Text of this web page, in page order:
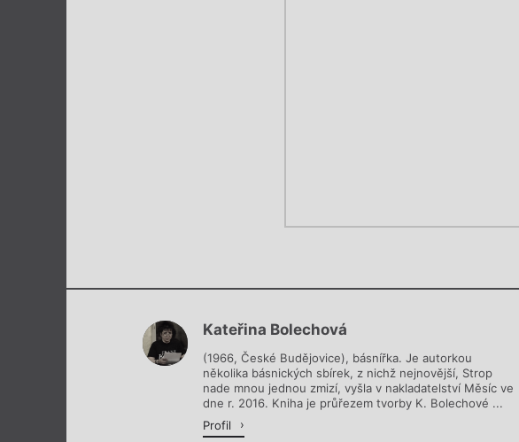
Kateřina Bolechová
(1966, České Budějovice), básnířka. Je autorkou
několika básnických sbírek, z nichž nejnovější, Strop
nade mnou jednou zmizí, vyšla v nakladatelství Měsíc ve
dne r. 2016. Kniha je průřezem tvorby K. Bolechové ...
Profil